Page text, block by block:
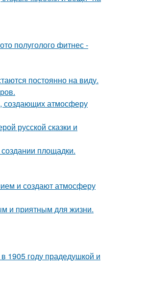
полуголого фитнес -
постоянно на виду.
создающих атмосферу
русской сказки и
площадки.
и создают атмосферу
и приятным для жизни.
1905 году прадедушкой и